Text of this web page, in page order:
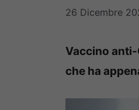
26 Dicembre
Vaccino anti-
che ha